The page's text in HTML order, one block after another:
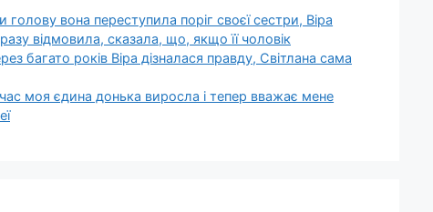
вона переступила поріг своєї сестри, Віра
відмовила, сказала, що, якщо її чоловік
багато років Віра дізналася правду, Світлана сама
час моя єдина донька виросла і тепер вважає мене